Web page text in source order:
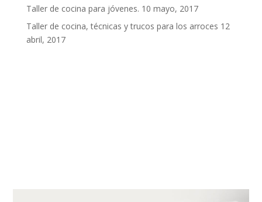
Taller de cocina para jóvenes. 10 mayo, 2017
Taller de cocina, técnicas y trucos para los arroces 12
abril, 2017